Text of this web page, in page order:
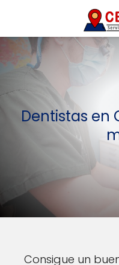
Dentistas en
Consigue un